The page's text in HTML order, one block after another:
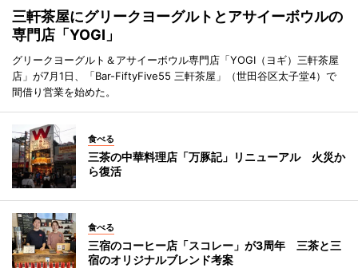
三軒茶屋にグリークヨーグルトとアサイーボウルの
専門店「YOGI」
グリークヨーグルト＆アサイーボウル専門店「YOGI（ヨギ）三軒茶屋
店」が7月1日、「Bar-FiftyFive55 三軒茶屋」（世田谷区太子堂4）で
間借り営業を始めた。
食べる
三茶の中華料理店「万豚記」リニューアル 火災か
ら復活
食べる
三宿のコーヒー店「スコレー」が3周年 三茶と三
宿のオリジナルブレンド考案